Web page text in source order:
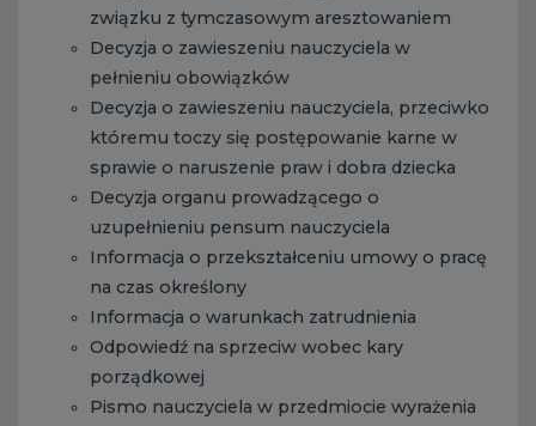
związku z tymczasowym aresztowaniem
Decyzja o zawieszeniu nauczyciela w
pełnieniu obowiązków
Decyzja o zawieszeniu nauczyciela, przeciwko
któremu toczy się postępowanie karne w
sprawie o naruszenie praw i dobra dziecka
Decyzja organu prowadzącego o
uzupełnieniu pensum nauczyciela
Informacja o przekształceniu umowy o pracę
na czas określony
Informacja o warunkach zatrudnienia
Odpowiedź na sprzeciw wobec kary
porządkowej
Pismo nauczyciela w przedmiocie wyrażenia